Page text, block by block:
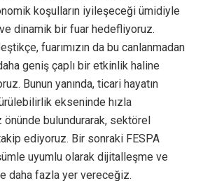
koşulların iyileşeceği ümidiyle
ve dinamik bir fuar hedefliyoruz.
fuarımızın da bu canlanmadan
geniş çaplı bir etkinlik haline
Bunun yanında, ticari hayatın
ekseninde hızla
bulundurarak, sektörel
ediyoruz. Bir sonraki FESPA
uyumlu olarak dijitalleşme ve
daha fazla yer vereceğiz.